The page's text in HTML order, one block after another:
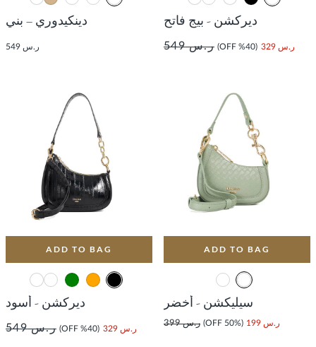
ديركشن - بيج فاتح
ر.س 329 (40% OFF) ر.س 549
دينكيدوري – بني
ر.س 549
ADD TO BAG
سيليكشن - أخضر
ر.س 199 (50% OFF) ر.س 399
ADD TO BAG
ديركشن - أسود
ر.س 329 (40% OFF) ر.س 549